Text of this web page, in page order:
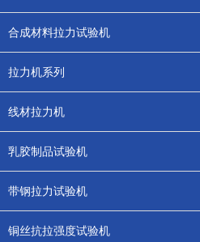
合成材料拉力试验机
拉力机系列
线材拉力机
乳胶制品试验机
带钢拉力试验机
铜丝抗拉强度试验机